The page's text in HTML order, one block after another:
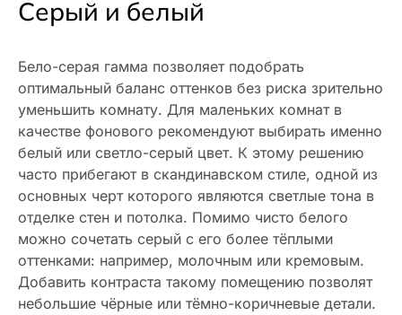
Серый и белый
Бело-серая гамма позволяет подобрать
оптимальный баланс оттенков без риска зрительно
уменьшить комнату. Для маленьких комнат в
качестве фонового рекомендуют выбирать именно
белый или светло-серый цвет. К этому решению
часто прибегают в скандинавском стиле, одной из
основных черт которого являются светлые тона в
отделке стен и потолка. Помимо чисто белого
можно сочетать серый с его более тёплыми
оттенками: например, молочным или кремовым.
Добавить контраста такому помещению позволят
небольшие чёрные или тёмно-коричневые детали.